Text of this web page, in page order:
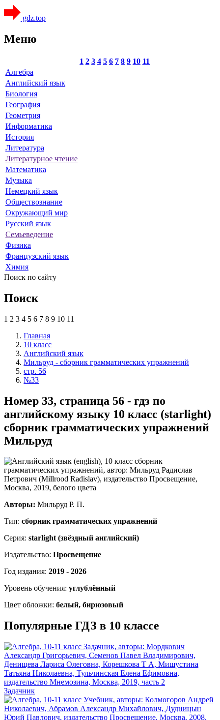
gdz.top
Меню
1 2 3 4 5 6 7 8 9 10 11
Алгебра
Английский язык
Биология
География
Геометрия
Информатика
История
Литература
Литературное чтение
Математика
Музыка
Немецкий язык
Обществознание
Окружающий мир
Русский язык
Семьеведение
Физика
Французский язык
Химия
Поиск по сайту
Поиск
1 2 3 4 5 6 7 8 9 10 11
Главная
10 класс
Английский язык
Мильруд - сборник грамматических упражнений
стр. 56
№33
Номер 33, страница 56 - гдз по
английскому языку 10 класс (starlight)
сборник грамматических упражнений
Мильруд
Авторы: Мильруд Р. П.
Тип: сборник грамматических упражнений
Серия: starlight (звёздный английский)
Издательство: Просвещение
Год издания: 2019 - 2026
Уровень обучения: углублённый
Цвет обложки: белый, бирюзовый
Популярные ГДЗ в 10 классе
Задачник